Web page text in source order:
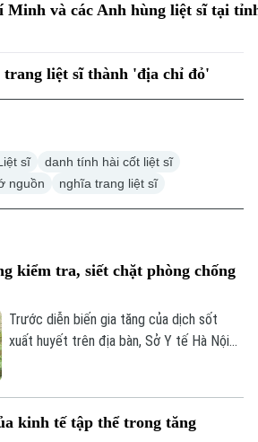
Minh và các Anh hùng liệt sĩ tại
trang liệt sĩ thành 'địa chỉ đỏ'
sĩ
danh tính hài cốt liệt sĩ
nguồn
nghĩa trang liệt sĩ
kiểm tra, siết chặt phòng chống
Trước diễn biến gia tăng của dịch sốt
xuất huyết trên địa bàn, Sở Y tế Hà Nội
sẽ thành lập các đoàn kiểm tra, giám sát
kinh tế tập thể trong tăng